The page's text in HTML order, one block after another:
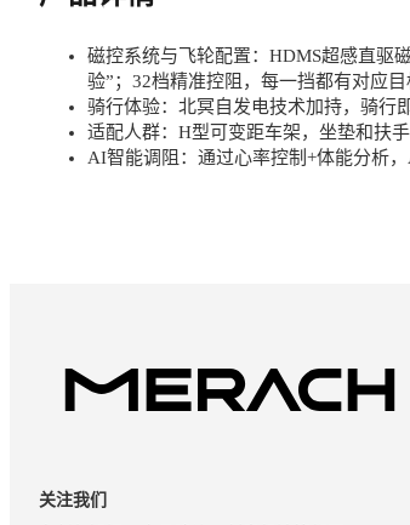
磁控系统与飞轮配置：HDMS超感直驱
验”；32档精准控阻，每一挡都有对应
骑行体验：北冥自发电技术加持，骑行
适配人群：H型可变距车架，坐垫和扶
AI智能调阻：通过心率控制+体能分析
关注我们